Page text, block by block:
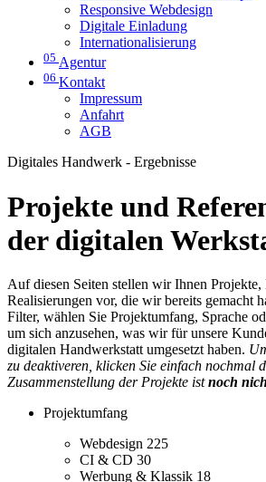
Responsive Webdesign
Digitale Einladung
Internationalisierung
05 Agentur
06 Kontakt
Impressum
Anfahrt
AGB
Digitales Handwerk - Ergebnisse
Projekte und
der digitalen
Auf diesen Seiten stellen wir Ihnen Projekte,
Realisierungen vor, die wir bereits gemacht
Filter, wählen Sie Projektumfang, Sprache
um sich anzusehen, was wir für unsere
digitalen Handwerkstatt umgesetzt haben.
zu deaktiveren, klicken Sie einfach nochmal
Zusammenstellung der Projekte istnoch
Projektumfang
Webdesign 225
CI & CD 30
Werbung & Klassik 18